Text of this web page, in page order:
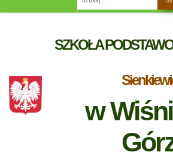
SZKOŁA
w